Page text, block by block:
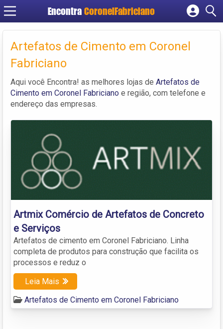
Encontra CoronelFabriciano
Cadastrar empresa
Criar conta
Artefatos de Cimento em Coronel
Fabriciano
Aqui você Encontra! as melhores lojas de Artefatos de
Cimento em Coronel Fabriciano e região, com telefone e
endereço das empresas.
Artmix Comércio de Artefatos de Concreto
e Serviços
Artefatos de cimento em Coronel Fabriciano. Linha
completa de produtos para construção que facilita os
processos e reduz o
Leia Mais
Artefatos de Cimento em Coronel Fabriciano